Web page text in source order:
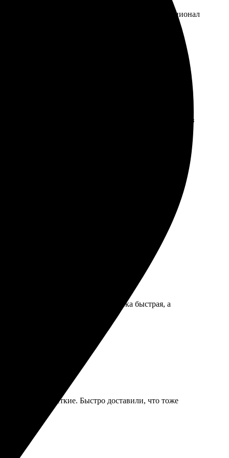
и интуитивен. Опции разнообразные, функционал
видеть свои фотографии в таком виде!
много времени, но результат невероятный. Заказ
заказывать еще! Рекомендую всем!
оформления понравился. Доставка быстрая, а
яркие и четкие. Быстро доставили, что тоже